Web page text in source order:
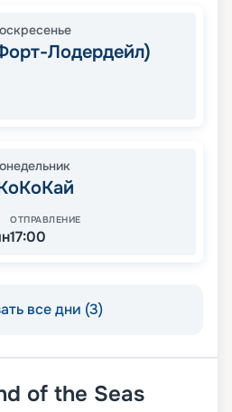
Лодердейл)
ОТПРАВЛЕНИЕ
17:00
все дни (3)
of the Seas